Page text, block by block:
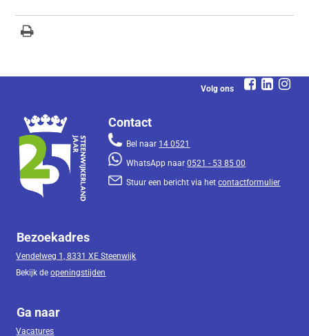
Volg ons
Contact
Bel naar 14 0521
WhatsApp naar0521 - 53 85 00
Stuur een bericht via hetcontactformulier
Bezoekadres
Vendelweg 1, 8331 XE Steenwijk
Bekijk deopeningstijden
Ga naar
Vacatures